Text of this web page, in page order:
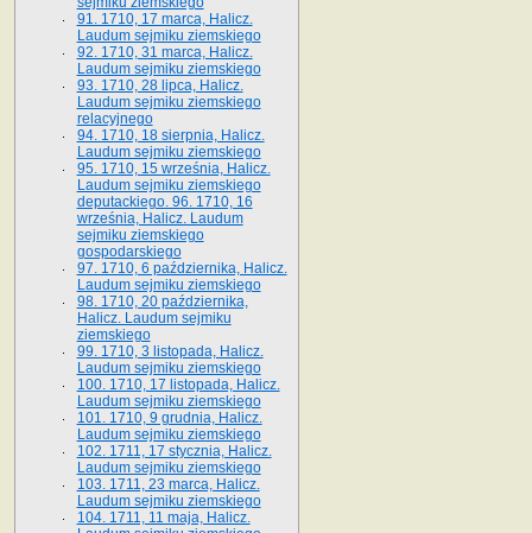
91. 1710, 17 marca, Halicz.
Laudum sejmiku ziemskiego
92. 1710, 31 marca, Halicz.
Laudum sejmiku ziemskiego
93. 1710, 28 lipca, Halicz.
Laudum sejmiku ziemskiego
relacyjnego
94. 1710, 18 sierpnia, Halicz.
Laudum sejmiku ziemskiego
95. 1710, 15 września, Halicz.
Laudum sejmiku ziemskiego
deputackiego. 96. 1710, 16
września, Halicz. Laudum
sejmiku ziemskiego
gospodarskiego
97. 1710, 6 października, Halicz.
Laudum sejmiku ziemskiego
98. 1710, 20 października,
Halicz. Laudum sejmiku
ziemskiego
99. 1710, 3 listopada, Halicz.
Laudum sejmiku ziemskiego
100. 1710, 17 listopada, Halicz.
Laudum sejmiku ziemskiego
101. 1710, 9 grudnia, Halicz.
Laudum sejmiku ziemskiego
102. 1711, 17 stycznia, Halicz.
Laudum sejmiku ziemskiego
103. 1711, 23 marca, Halicz.
Laudum sejmiku ziemskiego
104. 1711, 11 maja, Halicz.